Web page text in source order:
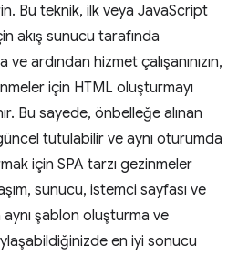
Bu teknik, ilk veya JavaScript
akış sunucu tarafında
ardından hizmet çalışanınızın,
için HTML oluşturmayı
Bu sayede, önbelleğe alınan
tutulabilir ve aynı oturumda
için SPA tarzı gezinmeler
sunucu, istemci sayfası ve
aynı şablon oluşturma ve
en iyi sonucu